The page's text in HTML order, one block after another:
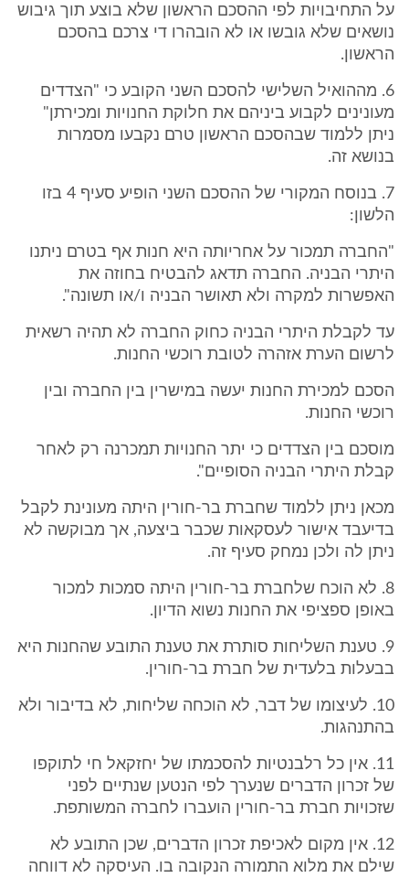
על התחיבויות לפי ההסכם הראשון שלא בוצע תוך גיבוש
נושאים שלא גובשו או לא הובהרו די צרכם בהסכם
הראשון.
6. מההואיל השלישי להסכם השני הקובע כי "הצדדים
מעונינים לקבוע ביניהם את חלוקת החנויות ומכירתן"
ניתן ללמוד שבהסכם הראשון טרם נקבעו מסמרות
בנושא זה.
7. בנוסח המקורי של ההסכם השני הופיע סעיף 4 בזו
הלשון:
"החברה תמכור על אחריותה היא חנות אף בטרם ניתנו
היתרי הבניה. החברה תדאג להבטיח בחוזה את
האפשרות למקרה ולא תאושר הבניה ו/או תשונה".
עד לקבלת היתרי הבניה כחוק החברה לא תהיה רשאית
לרשום הערת אזהרה לטובת רוכשי החנות.
הסכם למכירת החנות יעשה במישרין בין החברה ובין
רוכשי החנות.
מוסכם בין הצדדים כי יתר החנויות תמכרנה רק לאחר
קבלת היתרי הבניה הסופיים".
מכאן ניתן ללמוד שחברת בר-חורין היתה מעונינת לקבל
בדיעבד אישור לעסקאות שכבר ביצעה, אך מבוקשה לא
ניתן לה ולכן נמחק סעיף זה.
8. לא הוכח שלחברת בר-חורין היתה סמכות למכור
באופן ספציפי את החנות נשוא הדיון.
9. טענת השליחות סותרת את טענת התובע שהחנות היא
בבעלות בלעדית של חברת בר-חורין.
10. לעיצומו של דבר, לא הוכחה שליחות, לא בדיבור ולא
בהתנהגות.
11. אין כל רלבנטיות להסכמתו של יחזקאל חי לתוקפו
של זכרון הדברים שנערך לפי הנטען שנתיים לפני
שזכויות חברת בר-חורין הועברו לחברה המשותפת.
12. אין מקום לאכיפת זכרון הדברים, שכן התובע לא
שילם את מלוא התמורה הנקובה בו. העיסקה לא דווחה